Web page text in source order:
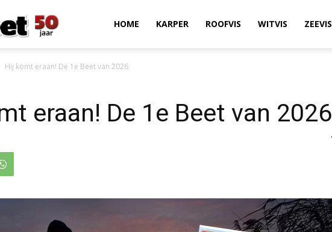
Magazine
HOME KARPER ROOFVIS WITVIS ZEEVIS
Hij komt eraan! De 1e Beet van 2026
eraan! De 1e Beet van 2026